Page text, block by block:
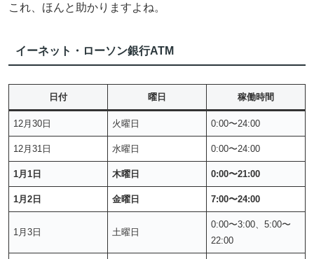
これ、ほんと助かりますよね。
イーネット・ローソン銀行ATM
日付 曜日 稼働時間
12月30日 火曜日 0:00〜24:00
12月31日 水曜日 0:00〜24:00
1月1日 木曜日 0:00〜21:00
1月2日 金曜日 7:00〜24:00
1月3日 土曜日
0:00〜3:00、5:00〜
22:00